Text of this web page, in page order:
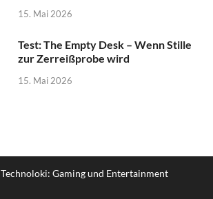
15. Mai 2026
Test: The Empty Desk – Wenn Stille
zur Zerreißprobe wird
15. Mai 2026
Technoloki: Gaming und Entertainment